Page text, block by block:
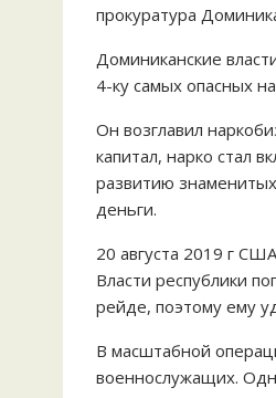
прокуратура
Доминиканские
4-ку самых опасных
Он возглавил
капитал, нарко стал
развитию
деньги.
20 августа 2019 г
Власти республики
рейде, поэтому ему
В масштабной
военнослужащих.